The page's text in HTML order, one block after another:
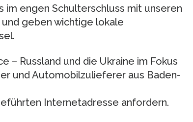
im engen Schulterschluss mit unseren
und geben wichtige lokale
– Russland und die Ukraine im Fokus
und Automobilzulieferer aus Baden-
Internetadresse anfordern.